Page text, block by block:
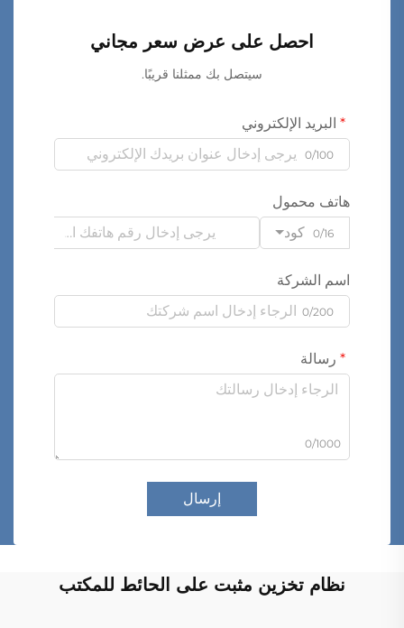
احصل على عرض سعر مجاني
سيتصل بك ممثلنا قريبًا.
البريد الإلكتروني
0/100
هاتف محمول
كود
0/16
اسم الشركة
0/200
رسالة
0/1000
إرسال
نظام تخزين مثبت على الحائط للمكتب